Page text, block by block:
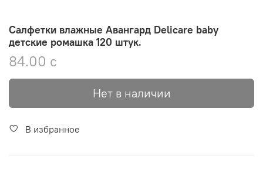
Салфетки влажные Авангард Delicare baby
детские ромашка 120 штук.
84.00 с
Нет в наличии
В избранное